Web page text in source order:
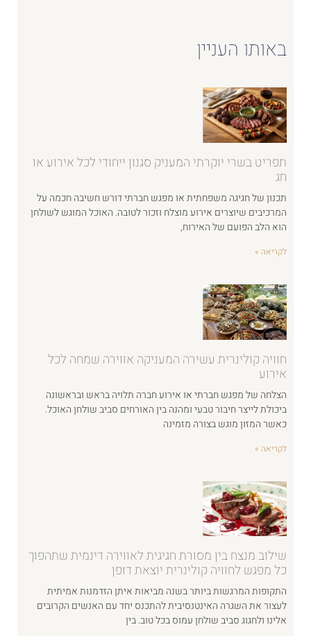
באותו העניין
תפריט בשרי יוקרתי המעניק סגנון ייחודי לכל אירוע או
חג
תכנון של חגיגה משפחתית או מפגש חברתי דורש חשיבה חכמה על
המרכיבים שיוצרים אירוע מוצלח וזכור לטובה. האוכל המוגש לשולחן
הוא הלב הפועם של האירוח,
לקריאה »
חוויה קולינרית עשירה המעניקה אווירה שמחה לכל
אירוע
הצלחה של מפגש חברתי או אירוע חברה תלויה בראש ובראשונה
ביכולת לייצר חיבור טבעי ומהנה בין האורחים סביב שולחן האוכל.
כאשר המזון מוגש בצורה מזמינה
לקריאה »
שילוב מנצח בין מסורת חגיגית לאווירה דינמית שתהפוך
כל מפגש לחוויה קולינרית יוצאת דופן
התקופות המרגשות ביותר בשנה מביאות איתן הזדמנות אמיתית
לעצור את השגרה האינטנסיבית להתכנס יחד עם האנשים הקרובים
אלינו ולחגוג סביב שולחן עמוס בכל טוב. בין